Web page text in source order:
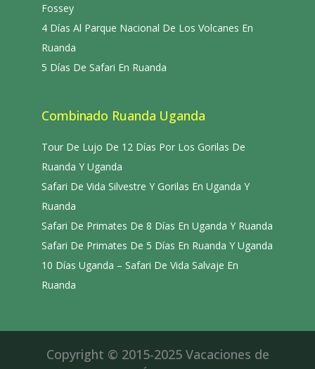
Fossey
4 Días Al Parque Nacional De Los Volcanes En
Ruanda
5 Días De Safari En Ruanda
Combinado Ruanda Uganda
Tour De Lujo De 12 Días Por Los Gorilas De
Ruanda Y Uganda
Safari De Vida Silvestre Y Gorilas En Uganda Y
Ruanda
Safari De Primates De 8 Días En Uganda Y Ruanda
Safari De Primates De 5 Días En Ruanda Y Uganda
10 Días Uganda – Safari De Vida Salvaje En
Ruanda
Copyright © 2015-2025 Vacaciones de